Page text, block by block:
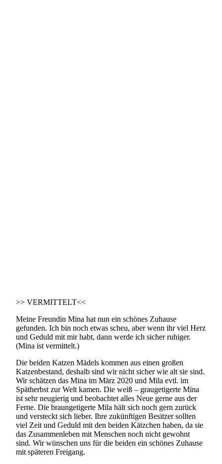
>> VERMITTELT<<
Meine Freundin Mina hat nun ein schönes Zuhause
gefunden. Ich bin noch etwas scheu, aber wenn ihr viel Herz
und Geduld mit mir habt, dann werde ich sicher ruhiger.
(Mina ist vermittelt.)
Die beiden Katzen Mädels kommen aus einen großen
Katzenbestand, deshalb sind wir nicht sicher wie alt sie sind.
Wir schätzen das Mina im März 2020 und Mila evtl. im
Spätherbst zur Welt kamen. Die weiß – graugetigerte Mina
ist sehr neugierig und beobachtet alles Neue gerne aus der
Ferne. Die braungetigerte Mila hält sich noch gern zurück
und versteckt sich lieber. Ihre zukünftigen Besitzer sollten
viel Zeit und Geduld mit den beiden Kätzchen haben, da sie
das Zusammenleben mit Menschen noch nicht gewohnt
sind. Wir wünschen uns für die beiden ein schönes Zuhause
mit späteren Freigang.